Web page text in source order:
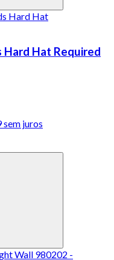
Hard Hat Required
sem juros